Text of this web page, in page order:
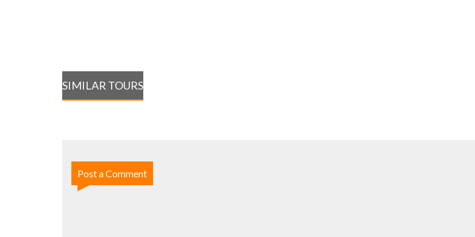
SIMILAR TOURS
Post a Comment